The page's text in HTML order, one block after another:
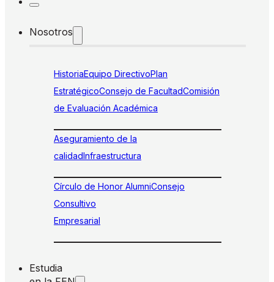
Nosotros
HistoriaEquipo DirectivoPlan
EstratégicoConsejo de FacultadComisión
de Evaluación Académica
Aseguramiento de la
calidadInfraestructura
Círculo de Honor AlumniConsejo
Consultivo
Empresarial
Estudia